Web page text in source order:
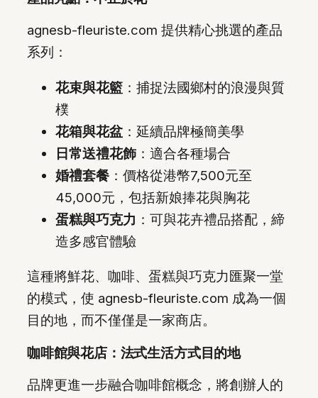
agnesb-fleuriste.com 提供精心挑選的產品
系列：
花束與花籃 ：捕捉法國鄉村的浪漫與質
樸
花箱與花盆 ：延續品牌極簡美學
日常送禮花飾 ：適合各種場合
婚禮套餐 ：價格從港幣7,500元至
45,000元，包括新娘捧花與胸花
蛋糕與巧克力 ：可與花卉禮品搭配，締
造多感官體驗
這種將鮮花、咖啡、蛋糕與巧克力匯聚一堂
的模式，使 agnesb-fleuriste.com 成為一個
目的地，而不僅僅是一家商店。
咖啡館與花店：法式生活方式目的地
品牌更進一步融合咖啡館概念，將創辦人的